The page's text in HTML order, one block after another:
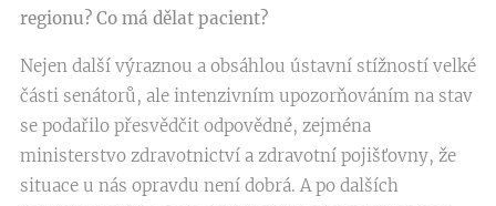
regionu? Co má dělat pacient?
Nejen další výraznou a obsáhlou ústavní stížností velké
části senátorů, ale intenzivním upozorňováním na stav
se podařilo přesvědčit odpovědné, zejména
ministerstvo zdravotnictví a zdravotní pojišťovny, že
situace u nás opravdu není dobrá. A po dalších